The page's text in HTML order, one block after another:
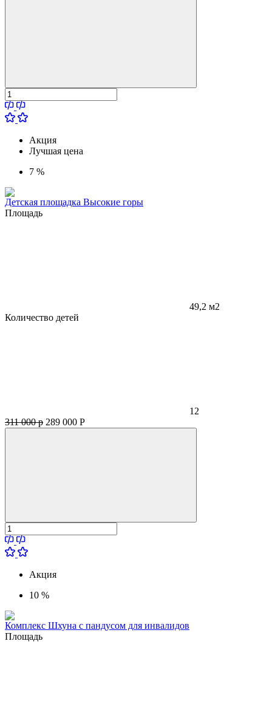
Акция
Лучшая цена
7 %
Детская площадка Высокие горы
Площадь
49,2 м2
Количество детей
12
311 000 р 289 000 Р
Акция
10 %
Комплекс Шхуна с пандусом для инвалидов
Площадь